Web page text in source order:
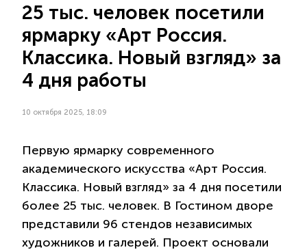
25 тыс. человек посетили
ярмарку «Арт Россия.
Классика. Новый взгляд» за
4 дня работы
10 октября 2025, 18:09
Первую ярмарку современного
академического искусства «Арт Россия.
Классика. Новый взгляд» за 4 дня посетили
более 25 тыс. человек. В Гостином дворе
представили 96 стендов независимых
художников и галерей. Проект основали